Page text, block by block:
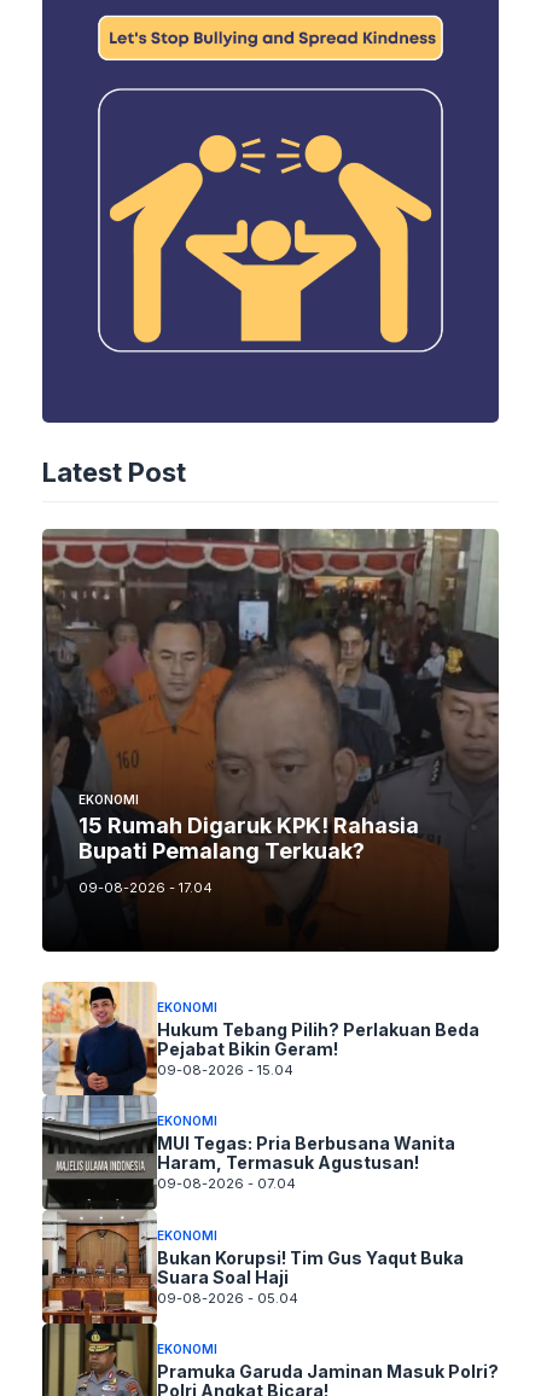
Latest Post
EKONOMI
15 Rumah Digaruk KPK! Rahasia
Bupati Pemalang Terkuak?
09-08-2026 - 17.04
EKONOMI
Hukum Tebang Pilih? Perlakuan Beda
Pejabat Bikin Geram!
09-08-2026 - 15.04
EKONOMI
MUI Tegas: Pria Berbusana Wanita
Haram, Termasuk Agustusan!
09-08-2026 - 07.04
EKONOMI
Bukan Korupsi! Tim Gus Yaqut Buka
Suara Soal Haji
09-08-2026 - 05.04
EKONOMI
Pramuka Garuda Jaminan Masuk Polri?
Polri Angkat Bicara!